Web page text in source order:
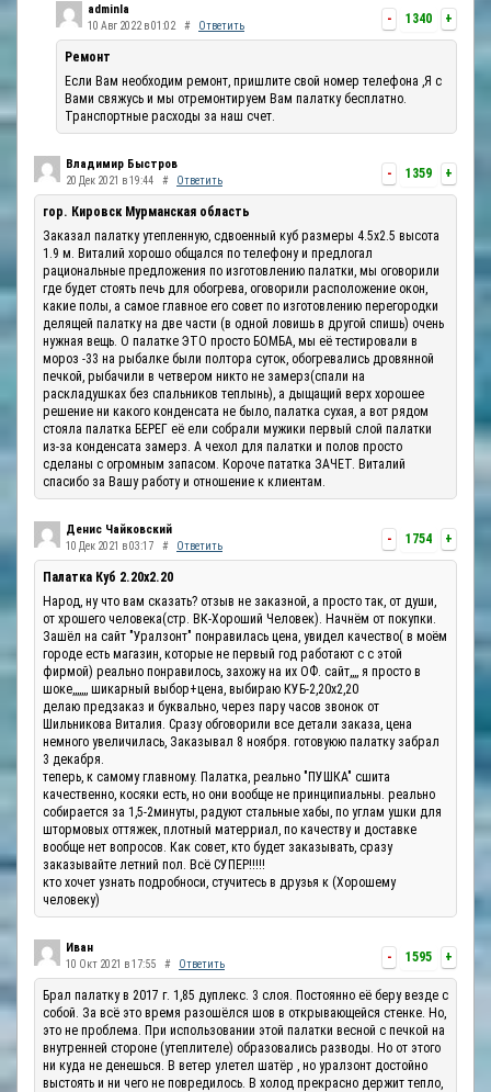
- 1340 +
adminla
10 Авг 2022 в 01:02 # Ответить
Ремонт
Если Вам необходим ремонт, пришлите свой номер телефона ,Я с
Вами свяжусь и мы отремонтируем Вам палатку бесплатно.
Транспортные расходы за наш счет.
- 1359 +
Владимир Быстров
20 Дек 2021 в 19:44 # Ответить
гор. Кировск Мурманская область
Заказал палатку утепленную, сдвоенный куб размеры 4.5х2.5 высота
1.9 м. Виталий хорошо общался по телефону и предлогал
рациональные предложения по изготовлению палатки, мы оговорили
где будет стоять печь для обогрева, оговорили расположение окон,
какие полы, а самое главное его совет по изготовлению перегородки
делящей палатку на две части (в одной ловишь в другой спишь) очень
нужная вещь. О палатке ЭТО просто БОМБА, мы её тестировали в
мороз -33 на рыбалке были полтора суток, обогревались дровянной
печкой, рыбачили в четвером никто не замерз(спали на
раскладушках без спальников теплынь), а дыщащий верх хорошее
решение ни какого конденсата не было, палатка сухая, а вот рядом
стояла палатка БЕРЕГ её ели собрали мужики первый слой палатки
из-за конденсата замерз. А чехол для палатки и полов просто
сделаны с огромным запасом. Короче пататка ЗАЧЕТ. Виталий
спасибо за Вашу работу и отношение к клиентам.
- 1754 +
Денис Чайковский
10 Дек 2021 в 03:17 # Ответить
Палатка Куб 2.20x2.20
Народ, ну что вам сказать? отзыв не заказной, а просто так, от души,
от хрошего человека(стр. ВК-Хороший Человек). Начнём от покупки.
Зашёл на сайт "Уралзонт" понравилась цена, увидел качество( в моём
городе есть магазин, которые не первый год работают с с этой
фирмой) реально понравилось, захожу на их ОФ. сайт,,,, я просто в
шоке,,,,,,, шикарный выбор+цена, выбираю КУБ-2,20х2,20
делаю предзаказ и буквально, через пару часов звонок от
Шильникова Виталия. Сразу обговорили все детали заказа, цена
немного увеличилась, Заказывал 8 ноября. готовуюю палатку забрал
3 декабря.
теперь, к самому главному. Палатка, реально "ПУШКА" сшита
качественно, косяки есть, но они вообще не принципиальны. реально
собирается за 1,5-2минуты, радуют стальные хабы, по углам ушки для
штормовых оттяжек, плотный матерриал, по качеству и доставке
вообще нет вопросов. Как совет, кто будет заказывать, сразу
заказывайте летний пол. Всё СУПЕР!!!!!
кто хочет узнать подробноси, стучитесь в друзья к (Хорошему
человеку)
- 1595 +
Иван
10 Окт 2021 в 17:55 # Ответить
Брал палатку в 2017 г. 1,85 дуплекс. 3 слоя. Постоянно её беру везде с
собой. За всё это время разошёлся шов в открывающейся стенке. Но,
это не проблема. При использовании этой палатки весной с печкой на
внутренней стороне (утеплителе) образовались разводы. Но от этого
ни куда не денешься. В ветер улетел шатёр , но уралзонт достойно
выстоять и ни чего не повредилось. В холод прекрасно держит тепло,